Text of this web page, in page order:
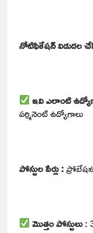
నోటిఫికేషన్ విడుదల
ఇవి ఎలాంటి
పర్మినెంట్ ఉద్యోగాలు
పోస్టుల పేర్లు :
మొత్తం పోస్టులు: